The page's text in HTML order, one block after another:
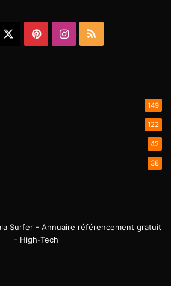
PinterestInstagram
RSS
149
122
42
38
Surfer - Annuaire référencement gratuit
- High-Tech